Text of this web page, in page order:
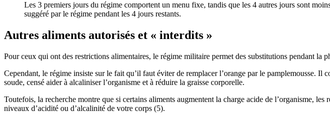
Les 3 premiers jours du régime comportent un menu fixe, tandis que les 4 autres jours sont
suggéré par le régime pendant les 4 jours restants.
Autres aliments autorisés et « interdits »
Pour ceux qui ont des restrictions alimentaires, le régime militaire permet des substitutions pendant la
Cependant, le régime insiste sur le fait qu’il faut éviter de remplacer l’orange par le pamplemousse.
soude, censé aider à alcaliniser l’organisme et à réduire la graisse corporelle.
Toutefois, la recherche montre que si certains aliments augmentent la charge acide de l’organisme,
niveaux d’acidité ou d’alcalinité de votre corps (5).